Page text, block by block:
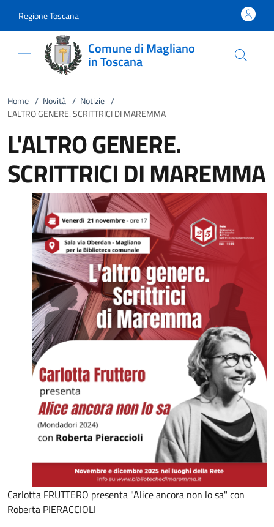
Regione Toscana
Comune di Magliano
in Toscana
Home / Novità / Notizie /
L'ALTRO GENERE. SCRITTRICI DI MAREMMA
L'ALTRO GENERE.
SCRITTRICI DI MAREMMA
Carlotta FRUTTERO presenta "Alice ancora non lo sa" con
Roberta PIERACCIOLI